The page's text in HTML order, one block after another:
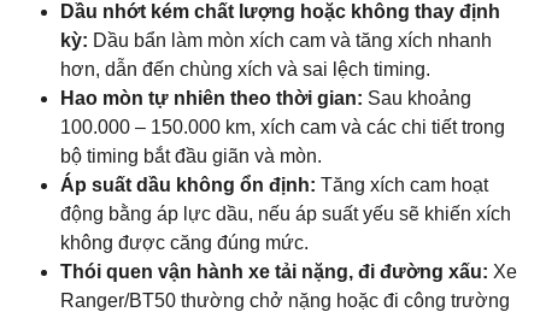
Dầu nhớt kém chất lượng hoặc không thay định
kỳ: Dầu bẩn làm mòn xích cam và tăng xích nhanh
hơn, dẫn đến chùng xích và sai lệch timing.
Hao mòn tự nhiên theo thời gian: Sau khoảng
100.000 – 150.000 km, xích cam và các chi tiết trong
bộ timing bắt đầu giãn và mòn.
Áp suất dầu không ổn định: Tăng xích cam hoạt
động bằng áp lực dầu, nếu áp suất yếu sẽ khiến xích
không được căng đúng mức.
Thói quen vận hành xe tải nặng, đi đường xấu: Xe
Ranger/BT50 thường chở nặng hoặc đi công trường